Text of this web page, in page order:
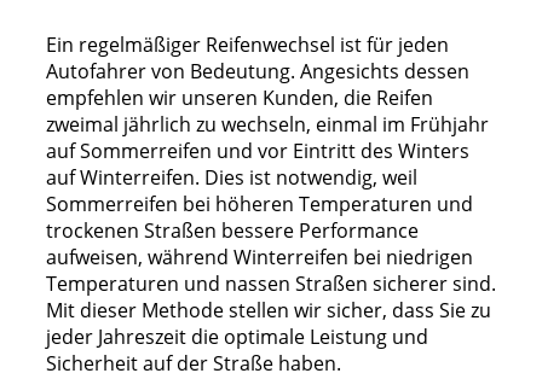
Ein regelmäßiger Reifenwechsel ist für jeden
Autofahrer von Bedeutung. Angesichts dessen
empfehlen wir unseren Kunden, die Reifen
zweimal jährlich zu wechseln, einmal im Frühjahr
auf Sommerreifen und vor Eintritt des Winters
auf Winterreifen. Dies ist notwendig, weil
Sommerreifen bei höheren Temperaturen und
trockenen Straßen bessere Performance
aufweisen, während Winterreifen bei niedrigen
Temperaturen und nassen Straßen sicherer sind.
Mit dieser Methode stellen wir sicher, dass Sie zu
jeder Jahreszeit die optimale Leistung und
Sicherheit auf der Straße haben.